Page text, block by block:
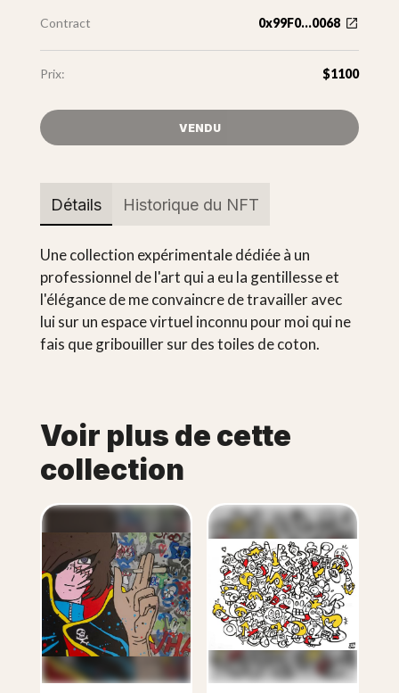
Contract 0x99F0...0068
Prix: $1100
VENDU
Détails Historique du NFT
Une collection expérimentale dédiée à un
professionnel de l'art qui a eu la gentillesse et
l'élégance de me convaincre de travailler avec
lui sur un espace virtuel inconnu pour moi qui ne
fais que gribouiller sur des toiles de coton.
Voir plus de cette
collection